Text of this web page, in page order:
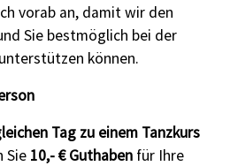
vorab an, damit wir den
Sie bestmöglich bei der
können.
Tag zu einem Tanzkurs
Sie 10,- € Guthaben für Ihre